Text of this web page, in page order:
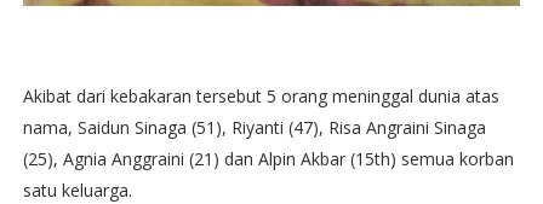
Akibat dari kebakaran tersebut 5 orang meninggal dunia atas
nama, Saidun Sinaga (51), Riyanti (47), Risa Angraini Sinaga
(25), Agnia Anggraini (21) dan Alpin Akbar (15th) semua korban
satu keluarga.